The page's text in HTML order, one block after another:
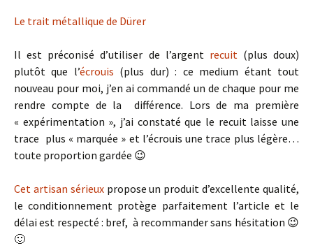
Le trait métallique de Dürer
Il est préconisé d’utiliser de l’argentrecuit(plus doux)
plutôt que l’écrouis (plus dur) : ce medium étant tout
nouveau pour moi, j’en ai commandé un de chaque pour me
rendre compte de la différence. Lors de ma première
« expérimentation », j’ai constaté que le recuit laisse une
trace plus « marquée » et l’écrouis une trace plus légère…
toute proportion gardée 😉
Cet artisan sérieux propose un produit d’excellente qualité,
le conditionnement protège parfaitement l’article et le
délai est respecté : bref, à recommander sans hésitation 😉
🙂